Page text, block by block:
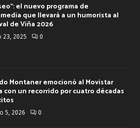
el nuevo programa de
que llevará a un humorista al
de Viña 2026
23, 2025 0
Montaner emocionó al Movistar
con un recorrido por cuatro décadas
5, 2026 0